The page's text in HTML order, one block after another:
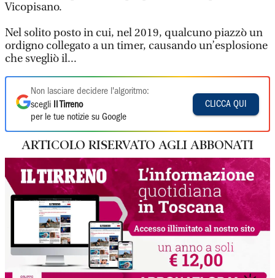
Vicopisano.
Nel solito posto in cui, nel 2019, qualcuno piazzò un
ordigno collegato a un timer, causando un’esplosione
che svegliò il...
Non lasciare decidere l'algoritmo:
scegli
Il Tirreno
per le tue notizie su Google
CLICCA QUI
ARTICOLO RISERVATO AGLI ABBONATI